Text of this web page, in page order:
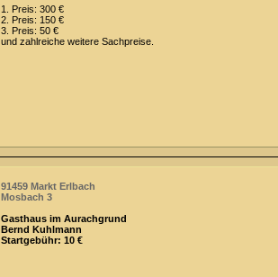
1. Preis: 300 €
2. Preis: 150 €
3. Preis: 50 €
und zahlreiche weitere Sachpreise.
91459 Markt Erlbach
Mosbach 3
Gasthaus im Aurachgrund
Bernd Kuhlmann
Startgebühr: 10 €